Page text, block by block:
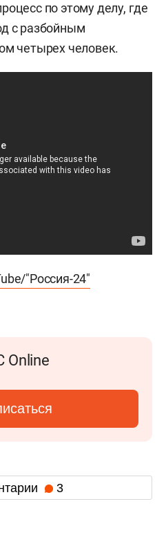
по этому делу, где
с разбойным
четырех человек.
"Россия-24″
Online
3